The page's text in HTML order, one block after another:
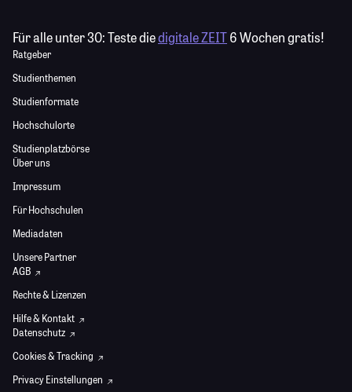
Für alle unter 30:Teste diedigitale ZEIT6 Wochen gratis!
Ratgeber
Studienthemen
Studienformate
Hochschulorte
Studienplatzbörse
Über uns
Impressum
Für Hochschulen
Mediadaten
Unsere Partner
AGB
Rechte & Lizenzen
Hilfe & Kontakt
Datenschutz
Cookies & Tracking
Privacy Einstellungen